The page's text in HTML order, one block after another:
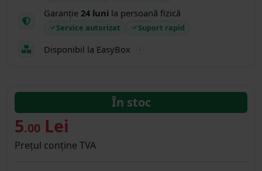
Garanție 24 luni la persoană fizică
Service autorizat Suport rapid
Disponibil la EasyBox
În stoc
5.00 Lei
Prețul conține TVA